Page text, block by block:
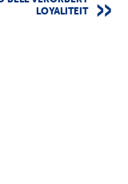
LOYALITEIT